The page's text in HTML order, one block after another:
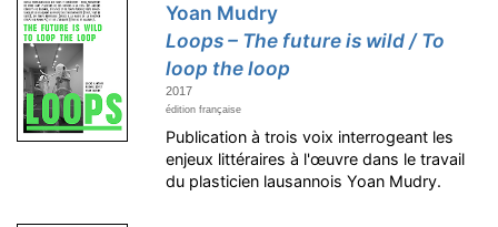
Yoan Mudry
Loops – The future is wild / To
loop the loop
2017
édition française
Publication à trois voix interrogeant les
enjeux littéraires à l'œuvre dans le travail
du plasticien lausannois Yoan Mudry.